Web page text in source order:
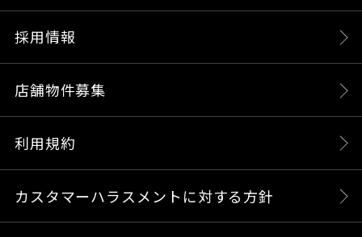
採用情報
店舗物件募集
利用規約
カスタマーハラスメントに対する方針